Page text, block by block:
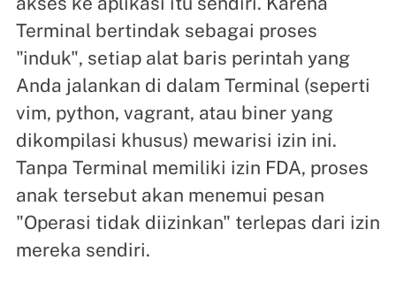
Terminal bertindak sebagai proses
"induk", setiap alat baris perintah yang
Anda jalankan di dalam Terminal (seperti
vim, python, vagrant, atau biner yang
dikompilasi khusus) mewarisi izin ini.
Tanpa Terminal memiliki izin FDA, proses
anak tersebut akan menemui pesan
"Operasi tidak diizinkan" terlepas dari izin
mereka sendiri.